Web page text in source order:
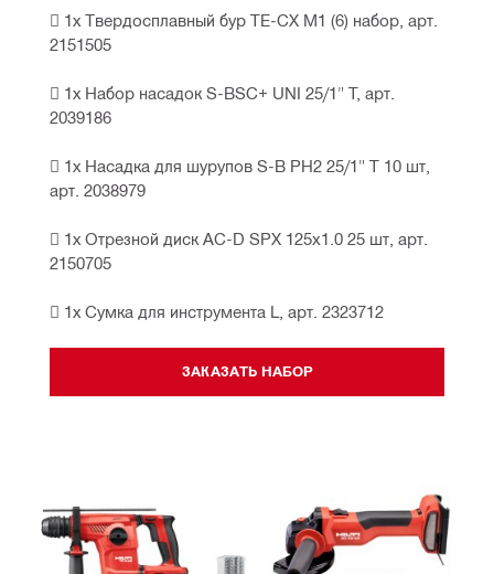
 1х Твердосплавный бур TE-CX M1 (6) набор, арт.
2151505
 1х Набор насадок S-BSC+ UNI 25/1" T, арт.
2039186
 1х Насадка для шурупов S-B PH2 25/1" T 10 шт,
арт. 2038979
 1х Отрезной диск AC-D SPX 125x1.0 25 шт, арт.
2150705
 1х Сумка для инструмента L, арт. 2323712
ЗАКАЗАТЬ НАБОР